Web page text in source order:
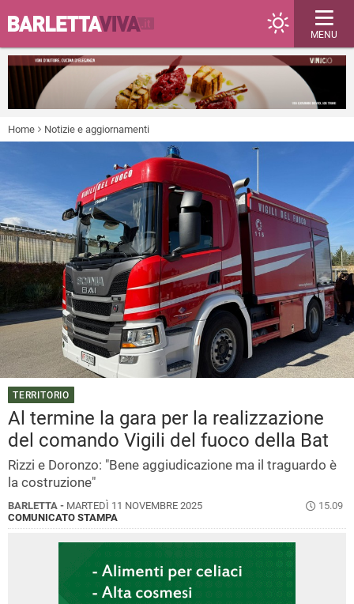
MENU
Home Notizie e aggiornamenti
TERRITORIO
Al termine la gara per la realizzazione
del comando Vigili del fuoco della Bat
Rizzi e Doronzo: "Bene aggiudicazione ma il traguardo è
la costruzione"
BARLETTA - MARTEDÌ 11 NOVEMBRE 2025
15.09
COMUNICATO STAMPA